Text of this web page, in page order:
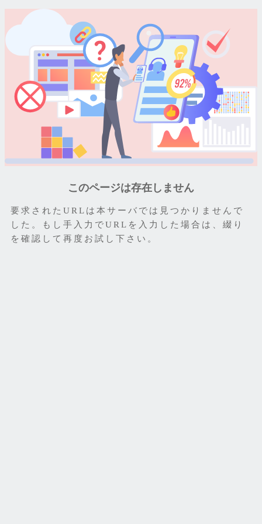
このページは存在しません
要求されたURLは本サーバでは見つかりませんで
した。もし手入力でURLを入力した場合は、綴り
を確認して再度お試し下さい。